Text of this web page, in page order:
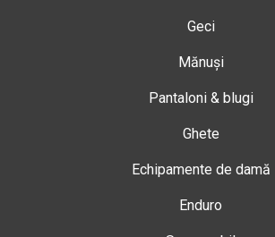
Geci
Mănuși
Pantaloni & blugi
Ghete
Echipamente de damă
Enduro